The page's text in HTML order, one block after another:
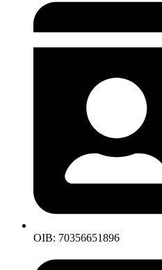
OIB: 70356651896